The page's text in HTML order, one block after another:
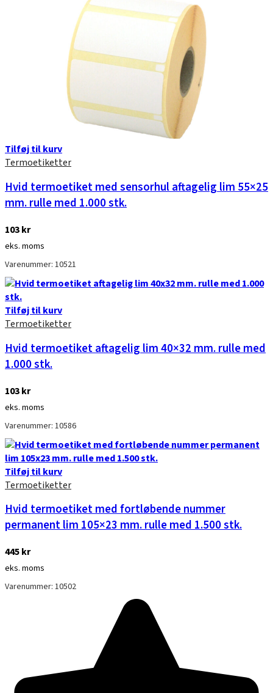
Tilføj til kurv
Termoetiketter
Hvid termoetiket med sensorhul aftagelig lim 55×25
mm. rulle med 1.000 stk.
103kr
eks. moms
Varenummer: 10521
Tilføj til kurv
Termoetiketter
Hvid termoetiket aftagelig lim 40×32 mm. rulle med
1.000 stk.
103kr
eks. moms
Varenummer: 10586
Tilføj til kurv
Termoetiketter
Hvid termoetiket med fortløbende nummer
permanent lim 105×23 mm. rulle med 1.500 stk.
445kr
eks. moms
Varenummer: 10502